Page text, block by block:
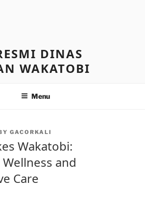
DINAS
WAKATOBI
Menu
GACORKALI
Wakatobi:
and
Care